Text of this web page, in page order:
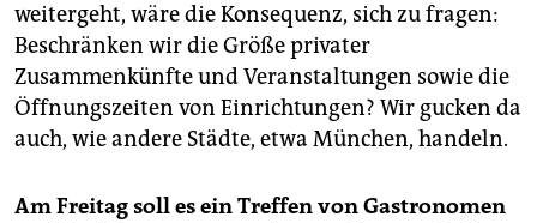
weitergeht, wäre die Konsequenz, sich zu fragen:
Beschränken wir die Größe privater
Zusammenkünfte und Veranstaltungen sowie die
Öffnungszeiten von Einrichtungen? Wir gucken da
auch, wie andere Städte, etwa München, handeln.
Am Freitag soll es ein Treffen von Gastronomen